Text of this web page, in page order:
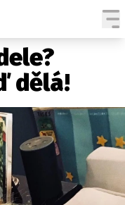
ČESKÉ CELEBRITY
SVĚTOVÉ CELEBRITY
dělá!